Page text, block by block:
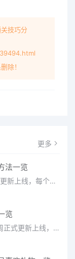
技巧分
除！
更多
法一览
光遇织光季在近期正式更新上线，每个季节都有着许多全新内容和资讯可以让你来体验，不少刚体验的小伙伴想要知道
览
绝区零2.6版本将在本周正式更新上线，上周的前瞻直播官方给玩家们带来关于最新版本的卡池信息和相关活动内容，